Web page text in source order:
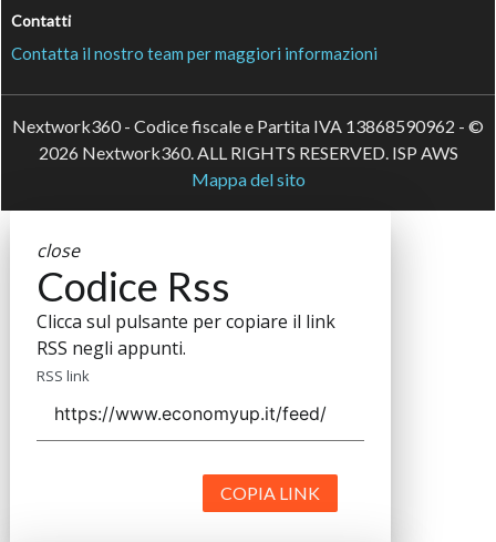
Contatti
Contatta il nostro team per maggiori informazioni
Nextwork360 - Codice fiscale e Partita IVA 13868590962 - ©
2026 Nextwork360. ALL RIGHTS RESERVED. ISP AWS
Mappa del sito
close
Codice Rss
Clicca sul pulsante per copiare il link
RSS negli appunti.
RSS link
COPIA LINK